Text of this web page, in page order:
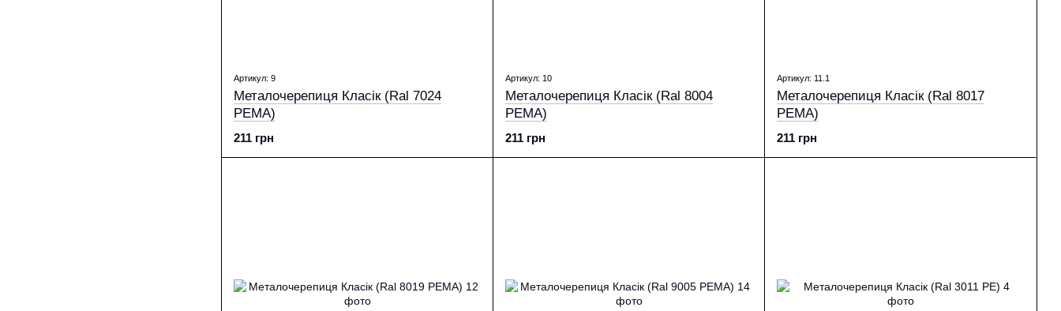
Артикул: 9
Металочерепиця Класік (Ral 7024
PEМА)
211 грн
Артикул: 10
Металочерепиця Класік (Ral 8004
PEМА)
211 грн
Артикул: 11.1
Металочерепиця Класік (Ral 8017
PEМА)
211 грн